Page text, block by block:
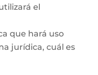
el
que hará uso
jurídica, cuál es